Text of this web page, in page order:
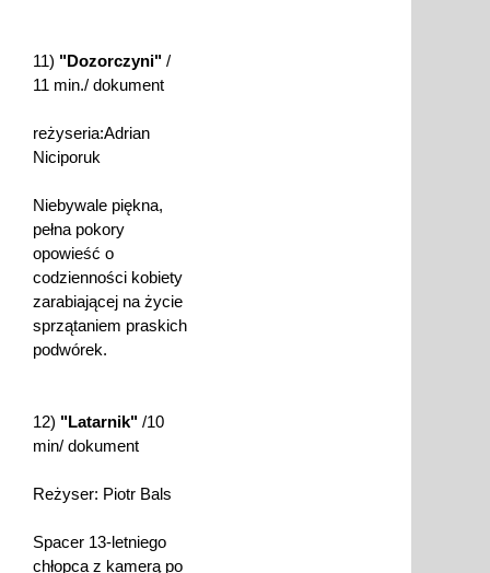
11) "Dozorczyni" /
11 min./ dokument
reżyseria:Adrian
Niciporuk
Niebywale piękna,
pełna pokory
opowieść o
codzienności kobiety
zarabiającej na życie
sprzątaniem praskich
podwórek.
12) "Latarnik" /10
min/ dokument
Reżyser: Piotr Bals
Spacer 13-letniego
chłopca z kamerą po